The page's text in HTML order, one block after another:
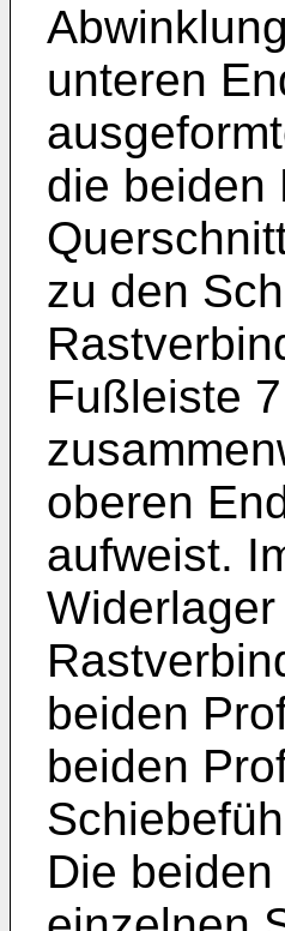
unteren
die beiden
zu den
Fußleiste
oberen
aufweist.
beiden
beiden
Die